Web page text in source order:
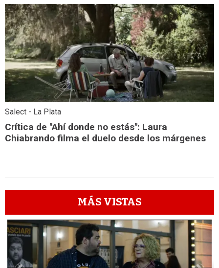
Salect - La Plata
Crítica de "Ahí donde no estás": Laura
Chiabrando filma el duelo desde los márgenes
MÁS VISTAS
1